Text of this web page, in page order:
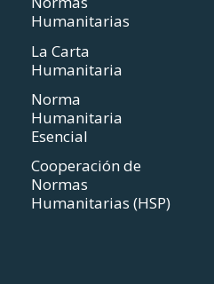
Humanitarias
La Carta
Humanitaria
Norma
Humanitaria
Esencial
Cooperación de
Normas
Humanitarias (HSP)